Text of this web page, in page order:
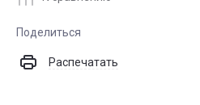
Поделиться
Распечатать